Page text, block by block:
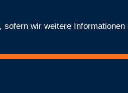
wir weitere Informationen